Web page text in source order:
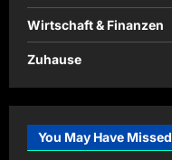
Wirtschaft & Finanzen
Zuhause
You May Have Missed